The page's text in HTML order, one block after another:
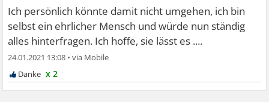
Ich persönlich könnte damit nicht umgehen, ich bin
selbst ein ehrlicher Mensch und würde nun ständig
alles hinterfragen. Ich hoffe, sie lässt es ....
24.01.2021 13:08 •
x 2